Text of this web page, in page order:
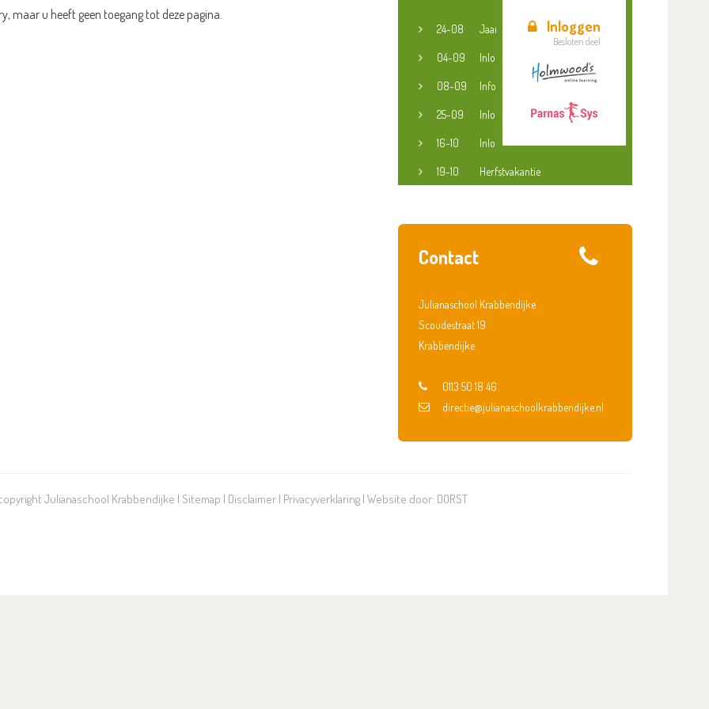
Inloggen
Besloten deel
maar u heeft geen toegang tot deze pagina.
24-08 Jaaropening
04-09 Inloopspreekuur jeugdconsulent
08-09 Informatieavond groep 3-8
25-09 Inloopspreekuur jeugdconsulent
16-10 Inloopspreekuur jeugdconsulent
19-10 Herfstvakantie
Contact
Julianaschool Krabbendijke
Scoudestraat 19
Krabbendijke
0113 50 18 46
directie@julianaschoolkrabbendijke.nl
Julianaschool Krabbendijke | Sitemap | Disclaimer | Privacyverklaring | Website door: DORST